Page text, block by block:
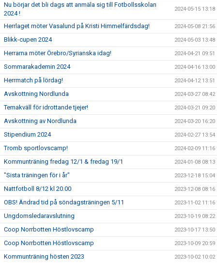
Nu börjar det bli dags att anmäla sig till Fotbollsskolan
2024 !
2024-05-15 13:18
Herrlaget möter Vasalund på Kristi Himmelfärdsdag! 2024-05-08 21:56
Blikk-cupen 2024 2024-05-03 13:48
Herrarna möter Örebro/Syrianska idag! 2024-04-21 09:51
Sommarakademin 2024 2024-04-16 13:00
Herrmatch på lördag! 2024-04-12 13:51
Avskottning Nordlunda 2024-03-27 08:42
Temakväll för idrottande tjejer! 2024-03-21 09:20
Avskottning av Nordlunda 2024-03-20 16:20
Stipendium 2024 2024-02-27 13:54
Tromb sportlovscamp! 2024-02-09 11:16
Kommunträning fredag 12/1 & fredag 19/1 2024-01-08 08:13
"Sista träningen för i år" 2023-12-18 15:04
Nattfotboll 8/12 kl 20.00 2023-12-08 08:16
OBS! Ändrad tid på söndagsträningen 5/11 2023-11-02 11:16
Ungdomsledaravslutning 2023-10-19 08:22
Coop Norrbotten Höstlovscamp 2023-10-17 13:50
Coop Norrbotten Höstlovscamp 2023-10-09 20:59
Kommunträning hösten 2023 2023-10-02 10:02